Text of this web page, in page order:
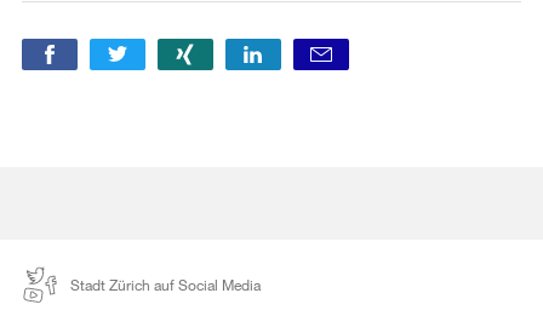
Stadt Zürich auf Social Media